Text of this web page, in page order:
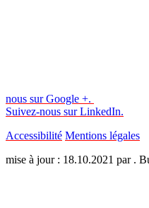
nous sur Google +.
Suivez-nous sur LinkedIn.
Accessibilité Mentions légales
mise à jour : 18.10.2021 par .